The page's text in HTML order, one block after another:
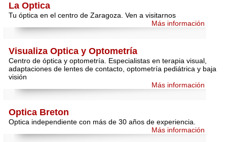
La Optica
Tu óptica en el centro de Zaragoza. Ven a visitarnos
Más información
Visualiza Optica y Optometría
Centro de óptica y optometría. Especialistas en terapia visual,
adaptaciones de lentes de contacto, optometría pediátrica y baja
visión
Más información
Optica Breton
Optica independiente con más de 30 años de experiencia.
Más información